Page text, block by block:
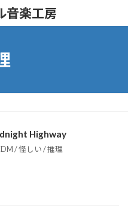
音楽工房
Highway
/怪しい /推理